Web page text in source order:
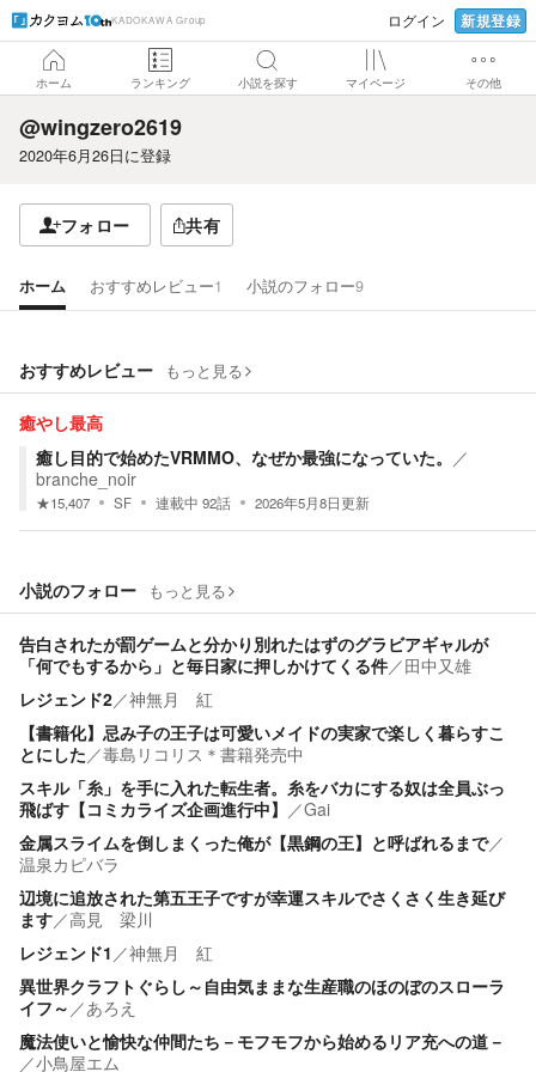
KADOKAWA Group ログイン 新規登録
ホーム ランキング 小説を探す マイページ その他
@wingzero2619
2020年6月26日に登録
フォロー 共有
ホーム おすすめレビュー1 小説のフォロー9
おすすめレビュー もっと見る
癒やし最高
癒し目的で始めたVRMMO、なぜか最強になっていた。 ／
branche_noir
★15,407 SF 連載中 92話 2026年5月8日更新
小説のフォロー もっと見る
告白されたが罰ゲームと分かり別れたはずのグラビアギャルが
「何でもするから」と毎日家に押しかけてくる件／田中又雄
レジェンド2／神無月 紅
【書籍化】忌み子の王子は可愛いメイドの実家で楽しく暮らすこ
とにした／毒島リコリス＊書籍発売中
スキル「糸」を手に入れた転生者。糸をバカにする奴は全員ぶっ
飛ばす【コミカライズ企画進行中】 ／Gai
金属スライムを倒しまくった俺が【黒鋼の王】と呼ばれるまで／
温泉カピバラ
辺境に追放された第五王子ですが幸運スキルでさくさく生き延び
ます／高見 梁川
レジェンド1 ／神無月 紅
異世界クラフトぐらし～自由気ままな生産職のほのぼのスローラ
イフ～ ／あろえ
魔法使いと愉快な仲間たち－モフモフから始めるリア充への道－
／小鳥屋エム